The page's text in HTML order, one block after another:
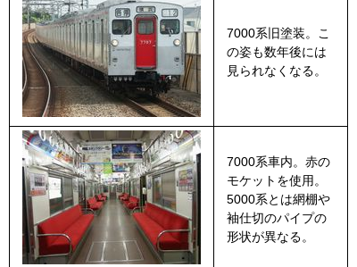
7000系旧塗装。こ
の姿も数年後には
見られなくなる。
7000系車内。赤の
モケットを使用。
5000系とは網棚や
袖仕切のパイプの
形状が異なる。